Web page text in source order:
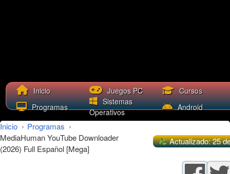
Inicio Juegos PC
Cursos
Programas
Sistemas
Operativos
Android
Inicio › Programas ›
MediaHuman YouTube Downloader
(2026) Full Español [Mega]
Actualizado: 25